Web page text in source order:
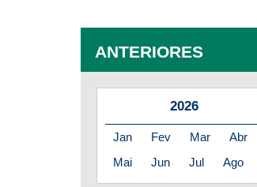
ANTERIORES
2026
Jan Fev Mar
Abr
Mai
Jun Jul Ago